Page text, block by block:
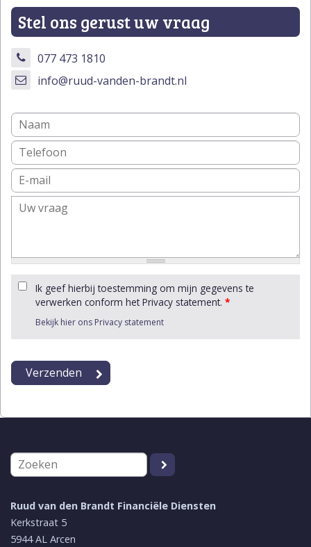
Stel ons gerust uw vraag
077 473 1810
info@ruud-vanden-brandt.nl
Ik geef hierbij toestemming om mijn gegevens te
verwerken conform het Privacy statement. *
Bekijk hier ons Privacy statement
Ruud van den Brandt Financiële Diensten
Kerkstraat 5
5944 AL Arcen